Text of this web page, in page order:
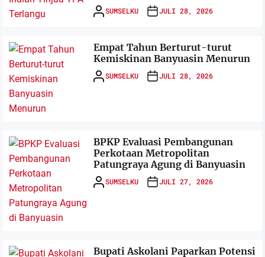
SUMSELKU JULI 28, 2026
Empat Tahun Berturut-turut
Kemiskinan Banyuasin Menurun
SUMSELKU JULI 28, 2026
BPKP Evaluasi Pembangunan
Perkotaan Metropolitan
Patungraya Agung di Banyuasin
SUMSELKU JULI 27, 2026
Bupati Askolani Paparkan Potensi